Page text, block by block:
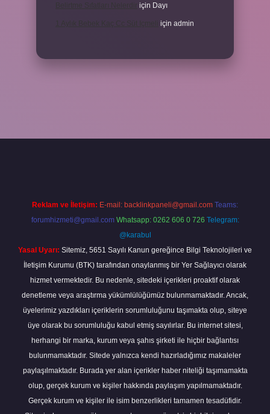
için Dayı
için admin
Reklam ve İletişim: E-mail: backlinkpaneli@gmail.com Teams:
forumhizmeti@gmail.com Whatsapp: 0262 606 0 726 Telegram:
@karabul
Yasal Uyarı: Sitemiz, 5651 Sayılı Kanun gereğince Bilgi Teknolojileri ve
İletişim Kurumu (BTK) tarafından onaylanmış bir Yer Sağlayıcı olarak
hizmet vermektedir. Bu nedenle, sitedeki içerikleri proaktif olarak
denetleme veya araştırma yükümlülüğümüz bulunmamaktadır. Ancak,
üyelerimiz yazdıkları içeriklerin sorumluluğunu taşımakta olup, siteye
üye olarak bu sorumluluğu kabul etmiş sayılırlar. Bu internet sitesi,
herhangi bir marka, kurum veya şahıs şirketi ile hiçbir bağlantısı
bulunmamaktadır. Sitede yalnızca kendi hazırladığımız makaleler
paylaşılmaktadır. Burada yer alan içerikler haber niteliği taşımamakta
olup, gerçek kurum ve kişiler hakkında paylaşım yapılmamaktadır.
Gerçek kurum ve kişiler ile isim benzerlikleri tamamen tesadüfidir.